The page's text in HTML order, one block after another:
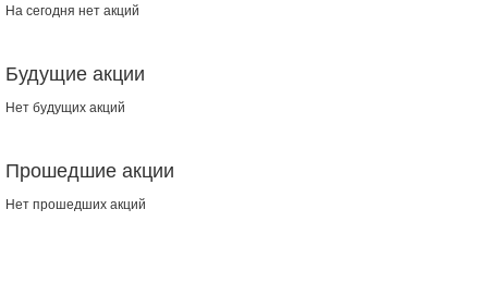
На сегодня нет акций
Будущие акции
Нет будущих акций
Прошедшие акции
Нет прошедших акций